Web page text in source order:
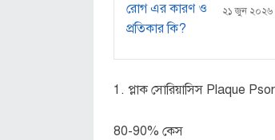
২১ জুন ২০২৬
1. প্লাক সোরিয়াসিস Plaque
80-90% কেস